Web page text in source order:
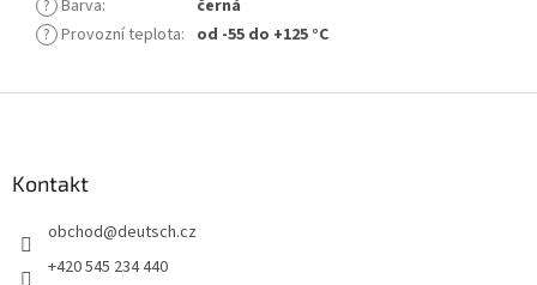
? Barva:
černá
? Provozní teplota: od -55 do +125 °C
Kontakt
obchod@deutsch.cz
+420 545 234 440